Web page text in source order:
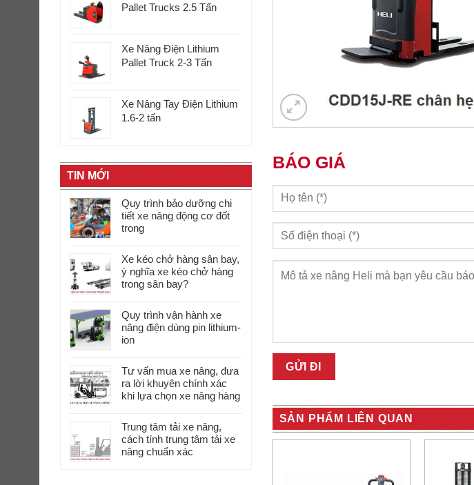
Pallet Trucks 2.5 Tấn
Xe Nâng Điện Lithium
Pallet Truck 2-3 Tấn
Xe Nâng Tay Điện Lithium
1.6-2 tấn
TIN MỚI
Quy trình bảo dưỡng chi
tiết xe nâng động cơ đốt
trong
Xe kéo chở hàng sân bay,
ý nghĩa xe kéo chở hàng
trong sân bay?
Quy trình vận hành xe
nâng điện dùng pin lithium-
ion
Tư vấn mua xe nâng, đưa
ra lời khuyên chính xác
khi lựa chọn xe nâng hàng
Trung tâm tải xe nâng,
cách tính trung tâm tải xe
nâng chuẩn xác
BÁO GIÁ
SẢN PHẨM LIÊN QUAN